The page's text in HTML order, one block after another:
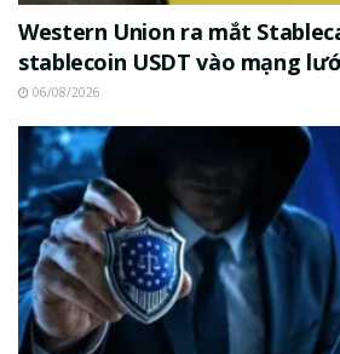
Western Union ra mắt
stablecoin USDT vào mạng
06/08/2026